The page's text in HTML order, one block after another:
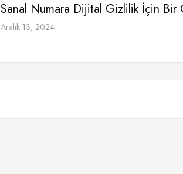
Sanal Numara Dijital Gizlilik İçin Bir
Aralık 13, 2024